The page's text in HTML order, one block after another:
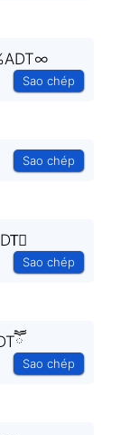
Sao chép
Sao chép
Sao chép
Sao chép